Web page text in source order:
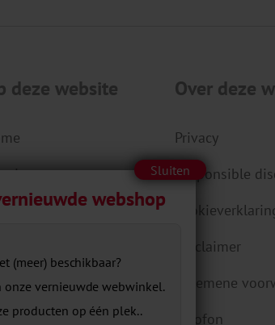
deze website
ons
Over deze
Privacy
Responsible
Disclaimer
Algemene
Colofon
(meer) beschikbaar?
onze vernieuwde webwinkel.
producten op één plek..